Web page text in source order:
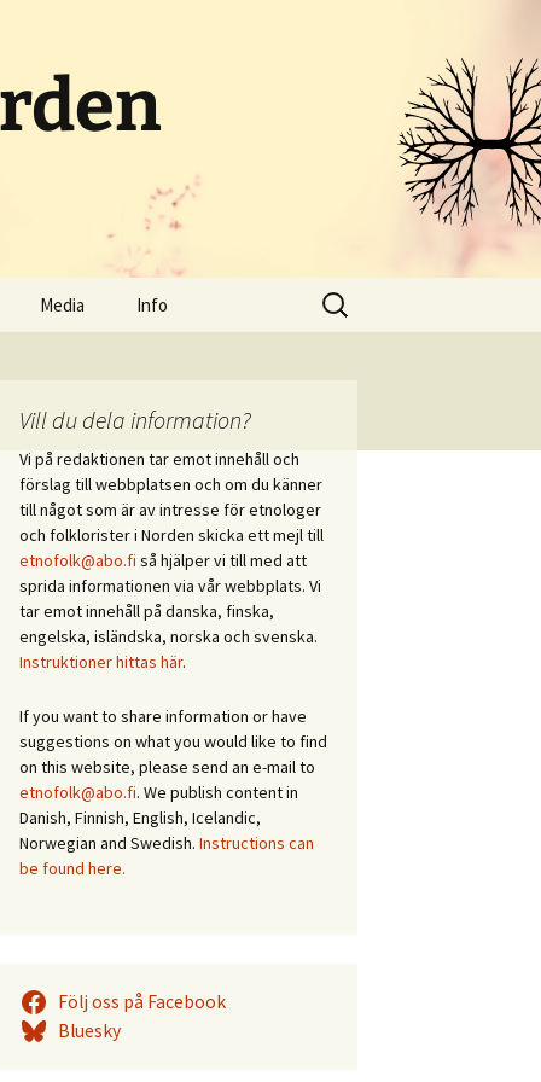
vid
Media
Streamat
Bloggar
Sociala medier
Info
Kontakt
Skicka in innehåll
Sök
efter:
Vill du dela information?
Vi på redaktionen tar emot innehåll och
förslag till webbplatsen och om du känner
till något som är av intresse för etnologer
och folklorister i Norden skicka ett mejl till
etnofolk@abo.fi så hjälper vi till med att
sprida informationen via vår webbplats. Vi
tar emot innehåll på danska, finska,
engelska, isländska, norska och svenska.
Instruktioner hittas här.
If you want to share information or have
suggestions on what you would like to find
on this website, please send an e-mail to
etnofolk@abo.fi. We publish content in
Danish, Finnish, English, Icelandic,
Norwegian and Swedish. Instructions can
be found here.
Följ oss på Facebook
Bluesky